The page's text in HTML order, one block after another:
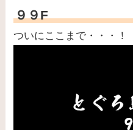
９９F
ついにここまで・・・！